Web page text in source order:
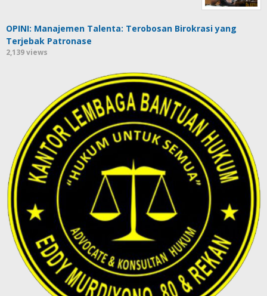
OPINI: Manajemen Talenta: Terobosan Birokrasi yang
Terjebak Patronase
2,139 views